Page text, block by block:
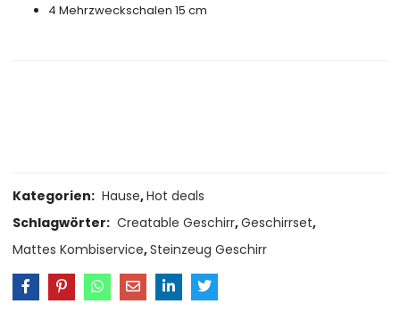
4 Mehrzweckschalen 15 cm
Kategorien: Hause,Hot deals
Schlagwörter: Creatable Geschirr,Geschirrset,
Mattes Kombiservice,Steinzeug Geschirr